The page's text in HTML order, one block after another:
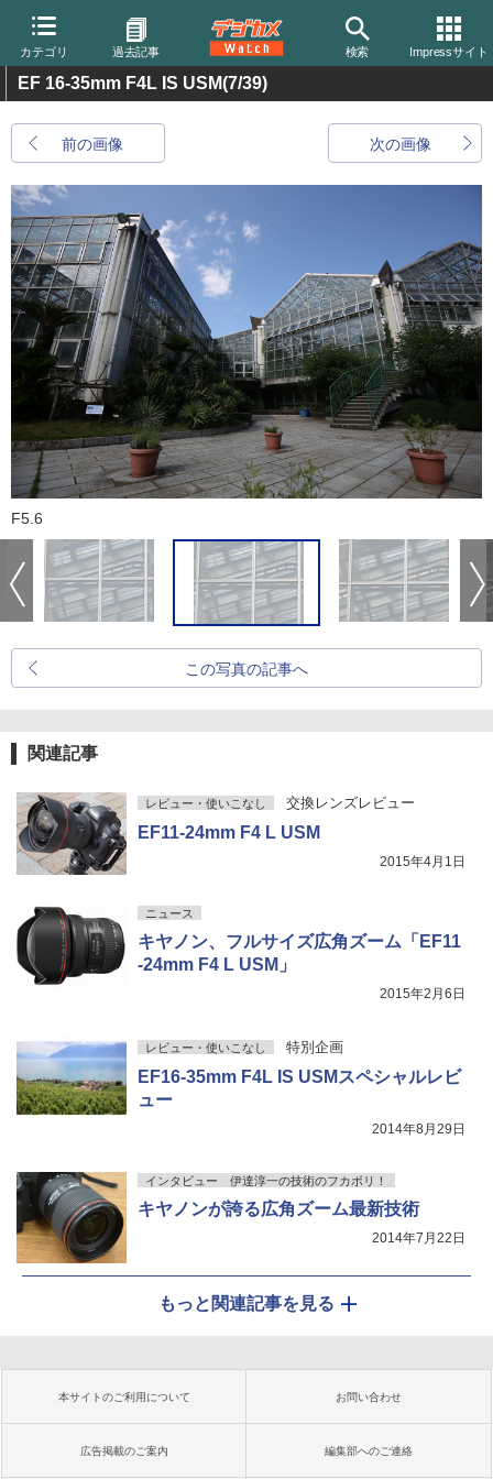
カテゴリ 過去記事 検索 Impressサイト
EF 16-35mm F4L IS USM(7/39)
前の画像 次の画像
F5.6
この写真の記事へ
関連記事
レビュー・使いこなし 交換レンズレビュー
EF11-24mm F4 L USM
2015年4月1日
ニュース
キヤノン、フルサイズ広角ズーム「EF11
-24mm F4 L USM」
2015年2月6日
レビュー・使いこなし 特別企画
EF16-35mm F4L IS USMスペシャルレビ
ュー
2014年8月29日
インタビュー 伊達淳一の技術のフカボリ！
キヤノンが誇る広角ズーム最新技術
2014年7月22日
もっと関連記事を見る
本サイトのご利用について お問い合わせ
広告掲載のご案内 編集部へのご連絡